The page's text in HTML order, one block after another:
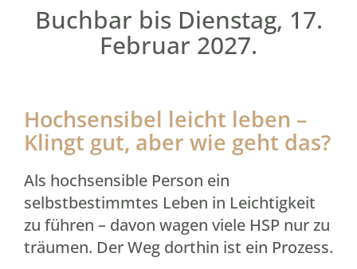
Buchbar bis Dienstag, 17.
Februar 2027.
Hochsensibel leicht leben –
Klingt gut, aber wie geht das?
Als hochsensible Person ein
selbstbestimmtes Leben in Leichtigkeit
zu führen – davon wagen viele HSP nur zu
träumen. Der Weg dorthin ist ein Prozess.